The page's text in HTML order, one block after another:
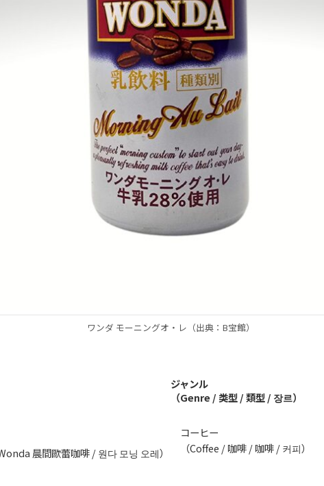
ワンダ モーニングオ・レ（出典：B宝館）
晨間歐蕾咖啡 / 원다 모닝 오레）
ジャンル
（Genre / 类型 / 類型 / 장르）
コーヒー
（Coffee / 咖啡 / 咖啡 / 커피）